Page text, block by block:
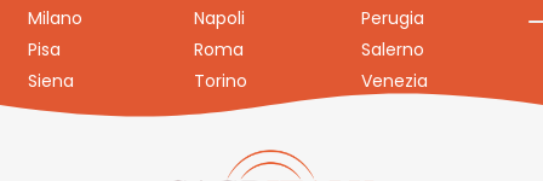
Milano
Napoli
Perugia
Pisa
Roma
Salerno
Siena
Torino Venezia